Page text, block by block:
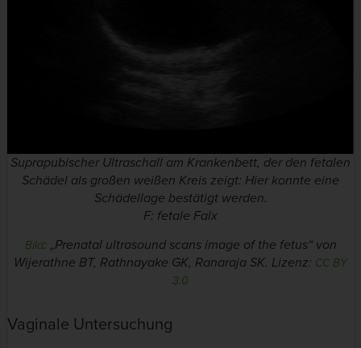
Suprapubischer Ultraschall am Krankenbett, der den fetalen
Schädel als großen weißen Kreis zeigt: Hier konnte eine
Schädellage bestätigt werden.
F: fetale Falx
Bild: „Prenatal ultrasound scans image of the fetus“ von
Wijerathne BT, Rathnayake GK, Ranaraja SK. Lizenz: CC BY
3.0
Vaginale Untersuchung